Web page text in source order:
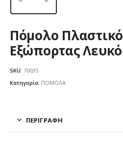
Πόμολο Πλαστικό
Εξώπορτας Λευκό
SKU: 70035
Κατηγορία: ΠΟΜΟΛΑ
ΠΕΡΙΓΡΑΦΉ